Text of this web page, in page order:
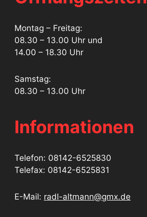
Montag – Freitag:
08.30 – 13.00 Uhr und
14.00 – 18.30 Uhr
Samstag:
08.30 – 13.00 Uhr
Informationen
Telefon: 08142-6525830
Telefax: 08142-6525831
E-Mail: radl-altmann@gmx.de